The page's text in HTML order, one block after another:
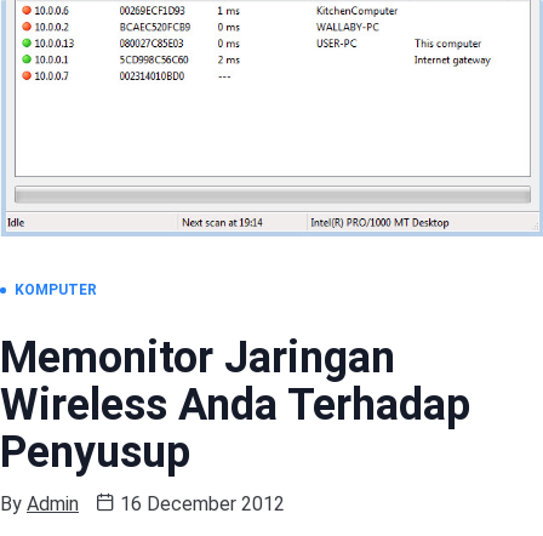
KOMPUTER
Memonitor Jaringan
Wireless Anda Terhadap
Penyusup
By Admin 16 December 2012